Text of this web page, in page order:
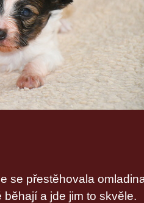
se přestěhovala
a jde jim to skvěle.